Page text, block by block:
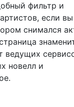
фильтр и
если вы
снимался
ведущих
новелл и